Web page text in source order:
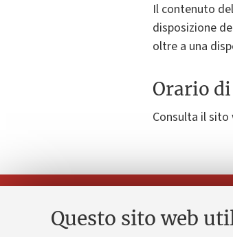
Questo sito web
Il contenuto
disposizione
oltre a una
Orario
Consulta il sito